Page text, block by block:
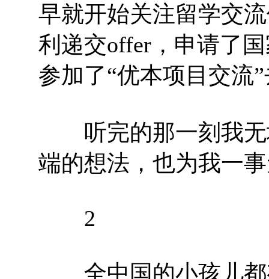
早就开始关注留学交
利递交offer，申请了
参加了“优本项目交流
听完的那一刻我无
端的想法，也为我一
2
全中国的小孩儿都